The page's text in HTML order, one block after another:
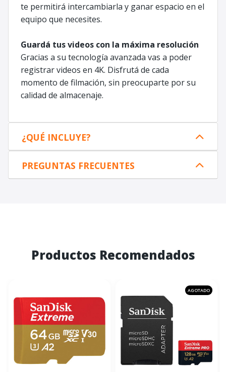
te permitirá intercambiarla y ganar espacio en el
equipo que necesites.
Guardá tus videos con la máxima resolución
Gracias a su tecnología avanzada vas a poder
registrar videos en 4K. Disfrutá de cada
momento de filmación, sin preocuparte por su
calidad de almacenaje.
¿QUÉ INCLUYE?
PREGUNTAS FRECUENTES
Productos Recomendados
AGOTADO